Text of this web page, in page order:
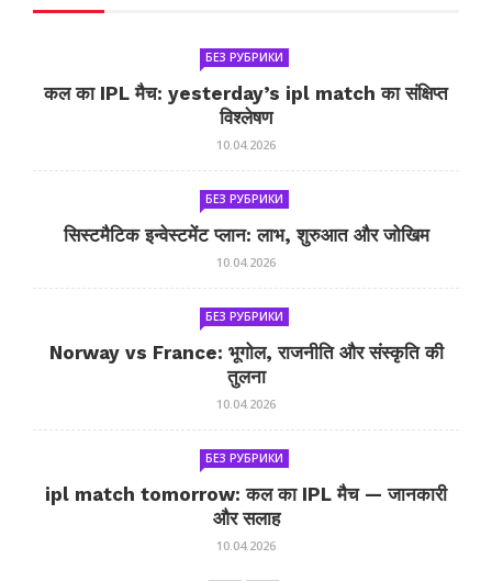
БЕЗ РУБРИКИ
कल का IPL मैच: yesterday’s ipl match का संक्षिप्त
विश्लेषण
10.04.2026
БЕЗ РУБРИКИ
सिस्टमैटिक इन्वेस्टमेंट प्लान: लाभ, शुरुआत और जोखिम
10.04.2026
БЕЗ РУБРИКИ
Norway vs France: भूगोल, राजनीति और संस्कृति की
तुलना
10.04.2026
БЕЗ РУБРИКИ
ipl match tomorrow: कल का IPL मैच — जानकारी
और सलाह
10.04.2026